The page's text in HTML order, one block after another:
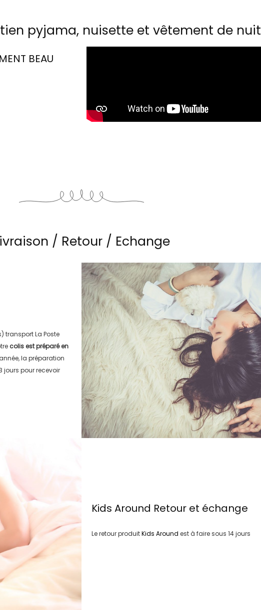
pyjama, nuisette et vêtement de nuit
BEAU
/ Retour / Echange
transportLa Poste
colis est préparé en
la préparation
jours pour recevoir
Kids Around Retour et échange
Le retour produitKids Around est à faire sous 14 jours